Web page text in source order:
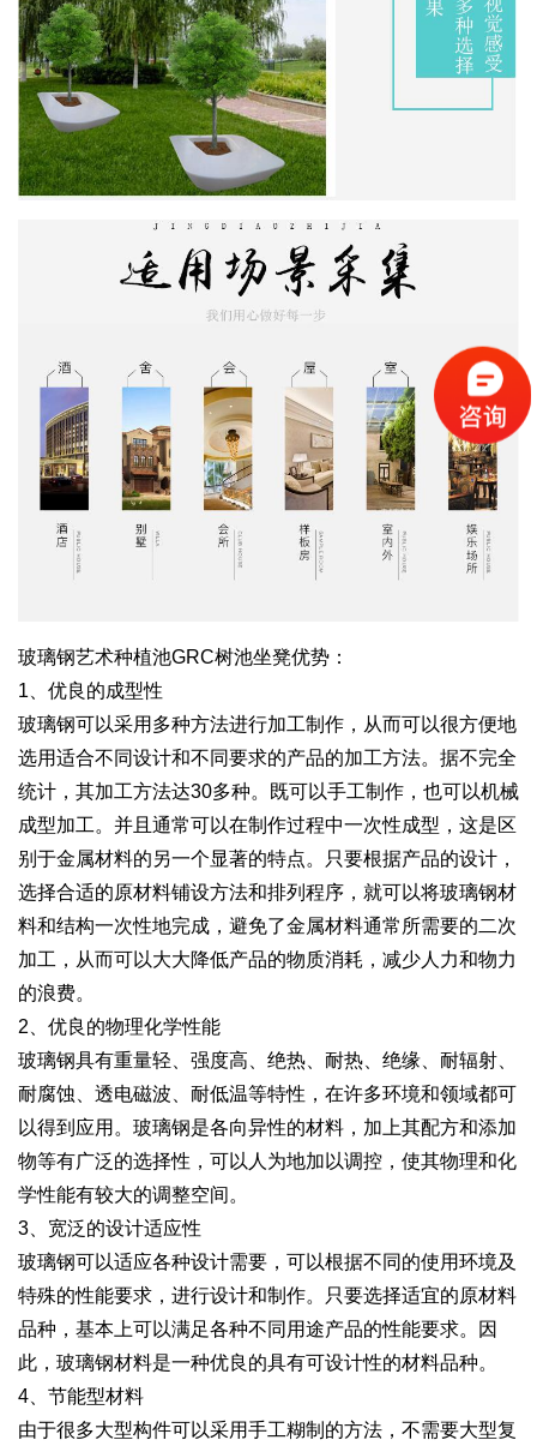
玻璃钢艺术种植池GRC树池坐凳优势：
1、优良的成型性
玻璃钢可以采用多种方法进行加工制作，从而可以很方便地
选用适合不同设计和不同要求的产品的加工方法。据不完全
统计，其加工方法达30多种。既可以手工制作，也可以机械
成型加工。并且通常可以在制作过程中一次性成型，这是区
别于金属材料的另一个显著的特点。只要根据产品的设计，
选择合适的原材料铺设方法和排列程序，就可以将玻璃钢材
料和结构一次性地完成，避免了金属材料通常所需要的二次
加工，从而可以大大降低产品的物质消耗，减少人力和物力
的浪费。
2、优良的物理化学性能
玻璃钢具有重量轻、强度高、绝热、耐热、绝缘、耐辐射、
耐腐蚀、透电磁波、耐低温等特性，在许多环境和领域都可
以得到应用。玻璃钢是各向异性的材料，加上其配方和添加
物等有广泛的选择性，可以人为地加以调控，使其物理和化
学性能有较大的调整空间。
3、宽泛的设计适应性
玻璃钢可以适应各种设计需要，可以根据不同的使用环境及
特殊的性能要求，进行设计和制作。只要选择适宜的原材料
品种，基本上可以满足各种不同用途产品的性能要求。因
此，玻璃钢材料是一种优良的具有可设计性的材料品种。
4、节能型材料
由于很多大型构件可以采用手工糊制的方法，不需要大型复